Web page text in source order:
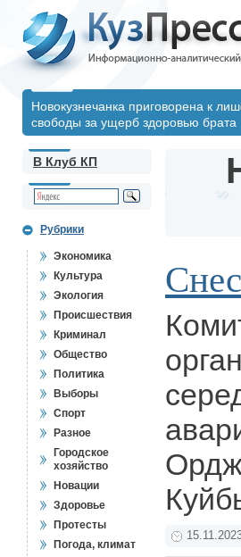
Новокузнечанка приговорена к
свободы за ущерб здоровью брата
В Клуб КП
Рубрики
Экономика
Культура
Экология
Происшествия
Криминал
Общество
Политика
Выборы
Спорт
Разное
Городское
хозяйство
Новации
Здоровье
Протесты
Погода, климат